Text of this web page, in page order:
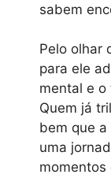
sabem
Pelo olhar
para ele
mental e
Quem já
bem que a
uma
momentos